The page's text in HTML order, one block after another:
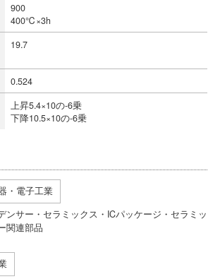
900
400℃×3h
19.7
0.524
上昇5.4×10の-6乗
下降10.5×10の-6乗
・ 電子工業
ンサー・セラミックス・ICパッケージ・セラミッ
関連部品